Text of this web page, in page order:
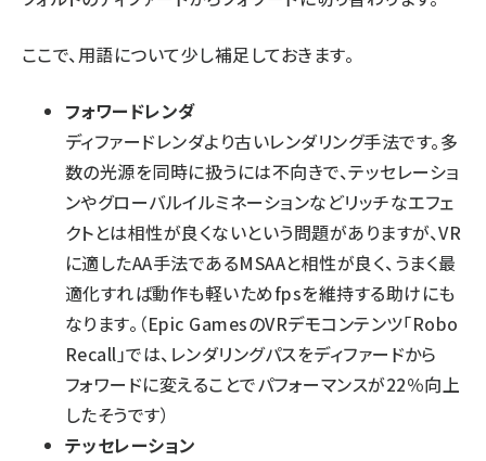
ここで、用語について少し補足しておきます。
フォワードレンダ
ディファードレンダより古いレンダリング手法です。多
数の光源を同時に扱うには不向きで、テッセレーショ
ンやグローバルイルミネーションなどリッチなエフェ
クトとは相性が良くないという問題がありますが、VR
に適したAA手法であるMSAAと相性が良く、うまく最
適化すれば動作も軽いためfpsを維持する助けにも
なります。（Epic GamesのVRデモコンテンツ「Robo
Recall」では、レンダリングパスをディファードから
フォワードに変えることでパフォーマンスが22％向上
したそうです）
テッセレーション